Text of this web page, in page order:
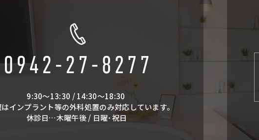
9:30～13:30 / 14:30～18:30
インプラント等の外科処置のみ対応しています。
休診日…木曜午後 / 日曜･祝日